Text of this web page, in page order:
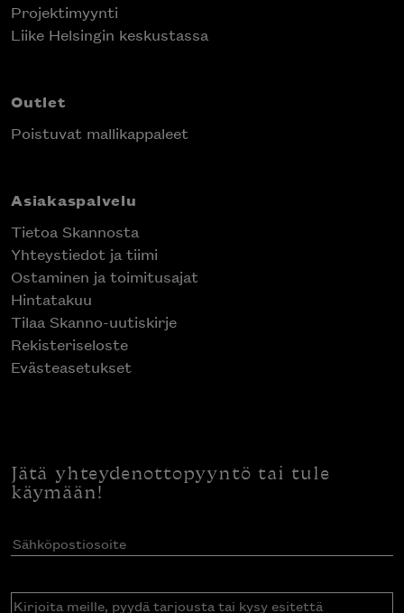
Projektimyynti
Liike Helsingin keskustassa
Outlet
Poistuvat mallikappaleet
Asiakaspalvelu
Tietoa Skannosta
Yhteystiedot ja tiimi
Ostaminen ja toimitusajat
Hintatakuu
Tilaa Skanno-uutiskirje
Rekisteriseloste
Evästeasetukset
Jätä yhteydenottopyyntö tai tule
käymään!
Sähköpostiosoite(Pakollinen)
Kirjoita